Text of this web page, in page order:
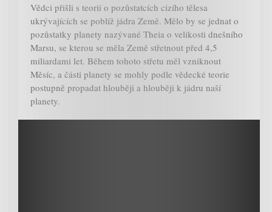
Vědci přišli s teorií o pozůstatcích cizího tělesa
ukrývajících se poblíž jádra Země. Mělo by se jednat o
pozůstatky planety nazývané Theia o velikosti dnešního
Marsu, se kterou se měla Země střetnout před 4,5
miliardami let. Během tohoto střetu měl vzniknout
Měsíc, a části planety se mohly podle vědecké teorie
postupně propadat hlouběji a hlouběji k jádru naší
planety.